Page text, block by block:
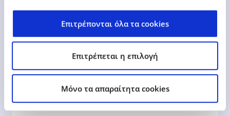
Επιτρέπονται όλα τα cookies
Επιτρέπεται η επιλογή
Mόνο τα απαραίτητα cookies
16.06.2022 Press Releases